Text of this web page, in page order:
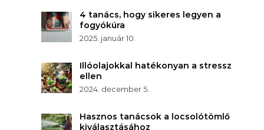
4 tanács, hogy sikeres legyen a
fogyókúra
2025. január 10.
Illóolajokkal hatékonyan a stressz
ellen
2024. december 5.
Hasznos tanácsok a locsolótömlő
kiválasztásához